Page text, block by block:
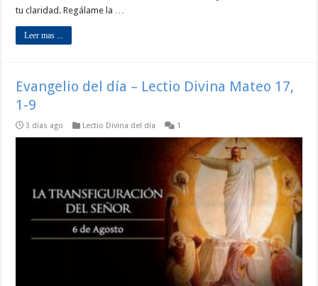
tu claridad. Regálame la …
Leer mas ...
Evangelio del día – Lectio Divina Mateo 17,
1-9
3 días ago Lectio Divina del día 1